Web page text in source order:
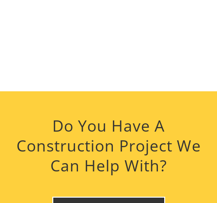
Do You Have A
Construction Project We
Can Help With?